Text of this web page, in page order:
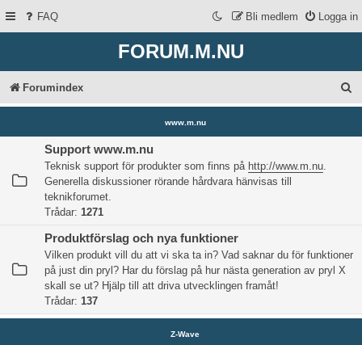
FAQ Logga in
Bli medlem
FORUM.M.NU
Forumindex
ö
k
www.m.nu
Support www.m.nu
Teknisk support för produkter som finns på http://www.m.nu.
Generella diskussioner rörande hårdvara hänvisas till
teknikforumet.
Trådar: 1271
Produktförslag och nya funktioner
Vilken produkt vill du att vi ska ta in? Vad saknar du för funktioner
på just din pryl? Har du förslag på hur nästa generation av pryl X
skall se ut? Hjälp till att driva utvecklingen framåt!
Trådar: 137
Z-Wave